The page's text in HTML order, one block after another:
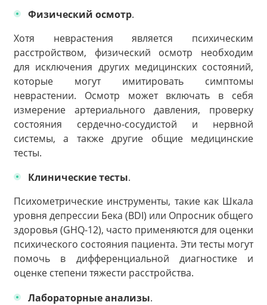
Физический осмотр.
Хотя неврастения является психическим
расстройством, физический осмотр необходим
для исключения других медицинских состояний,
которые могут имитировать симптомы
неврастении. Осмотр может включать в себя
измерение артериального давления, проверку
состояния сердечно-сосудистой и нервной
системы, а также другие общие медицинские
тесты.
Клинические тесты.
Психометрические инструменты, такие как Шкала
уровня депрессии Бека (BDI) или Опросник общего
здоровья (GHQ-12), часто применяются для оценки
психического состояния пациента. Эти тесты могут
помочь в дифференциальной диагностике и
оценке степени тяжести расстройства.
Лабораторные анализы.